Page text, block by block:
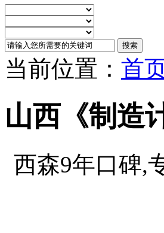
当前位置： 首
山西《制造
西森9年口碑,